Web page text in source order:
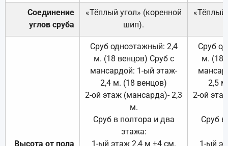
Соединение
углов сруба
«Тёплый угол» (коренной
шип).
«Тёплый
Высота от пола
Сруб одноэтажный: 2,4
м. (18 венцов) Сруб с
мансардой: 1-ый этаж-
2,4 м. (18 венцов)
2-ой этаж (мансарда)- 2,3
м.
Сруб в полтора и два
этажа:
1-ый этаж 2,4 м ±4 см.
Сруб
м. (18
2,5
2-ой
Сруб
1-ый